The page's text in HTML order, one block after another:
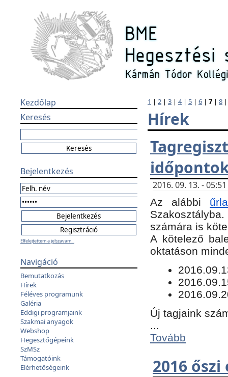
Kezdőlap
Keresés
Bejelentkezés
Elfelejtettem a jelszavam...
Navigáció
Bemutatkozás
Hírek
Féléves programunk
Galéria
Eddigi programjaink
Szakmai anyagok
Webshop
Hegesztőgépeink
SzMSz
Támogatóink
Elérhetőségeink
1 | 2 | 3 | 4| 5 | 6 | 7 | 8
Hírek
2016. 09. 13. -
Az alábbi
számára is
​A kötelező
oktatáson
Új tagjaink
...
Tovább
2016